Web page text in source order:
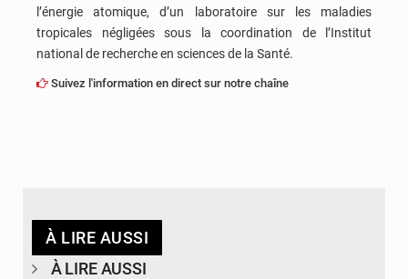
l’énergie atomique, d’un laboratoire sur les maladies
tropicales négligées sous la coordination de l’Institut
national de recherche en sciences de la Santé.
Suivez l'information en direct sur notre chaîne
À LIRE AUSSI
À LIRE AUSSI